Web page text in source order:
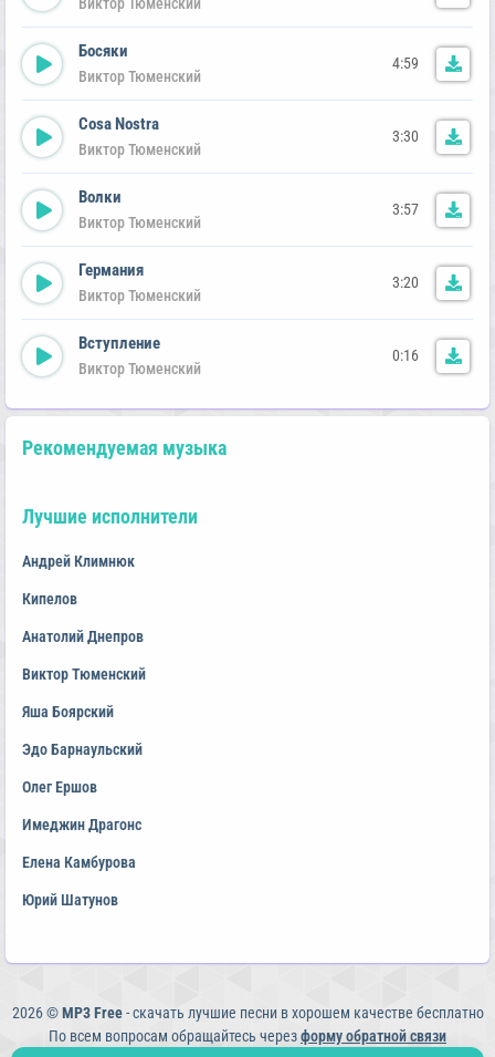
Босяки
Виктор Тюменский
4:59
Cosa Nostra
Виктор Тюменский
3:30
Волки
Виктор Тюменский
3:57
Германия
Виктор Тюменский
3:20
Вступление
Виктор Тюменский
0:16
Рекомендуемая музыка
Лучшие исполнители
Андрей Климнюк
Кипелов
Анатолий Днепров
Виктор Тюменский
Яша Боярский
Эдо Барнаульский
Олег Ершов
Имеджин Драгонс
Елена Камбурова
Юрий Шатунов
2026 ©MP3 Free- скачать лучшие песни в хорошем качестве бесплатно
По всем вопросам обращайтесь черезформу обратной связи